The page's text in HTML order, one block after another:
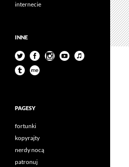
internecie
INNE
PAGESY
fortunki
kopyrajty
nerdy nocą
patronuj